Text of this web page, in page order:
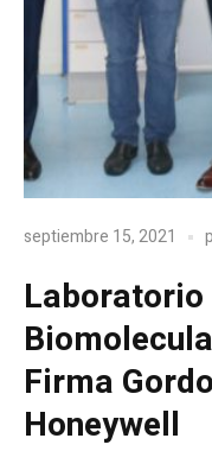
septiembre 15, 2021
Firma
Honeywell